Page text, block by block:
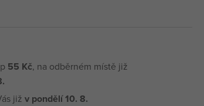
55 Kč, na odběrném místě již
již v pondělí 10. 8.